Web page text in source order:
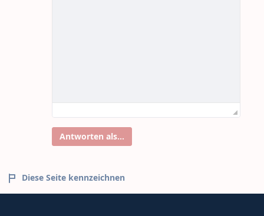
Antworten als...
Diese Seite kennzeichnen